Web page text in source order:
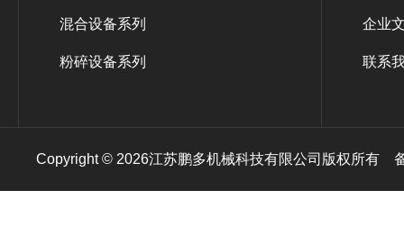
混合设备系列
粉碎设备系列
企业
联系
Copyright © 2026江苏鹏多机械科技有限公司版权所有